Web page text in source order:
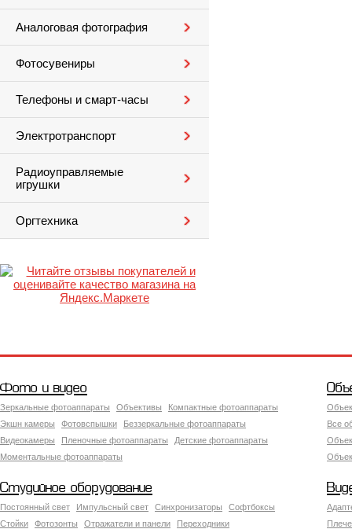
Аналоговая фотография
Фотосувениры
Телефоны и смарт-часы
Электротранспорт
Радиоуправляемые
игрушки
Оргтехника
Фото и видео
Зеркальные фотоаппараты Объективы
Компактные фотоаппараты
Экшн камеры
Фотовспышки
Беззеркальные фотоаппараты
Видеокамеры
Пленочные фотоаппараты
Детские фотоаппараты
Моментальные фотоаппараты
Все
Студийное оборудование
Постоянный свет Импульсный свет Синхронизаторы
Софтбоксы
Стойки
Фотозонты Отражатели и панели
Переходники